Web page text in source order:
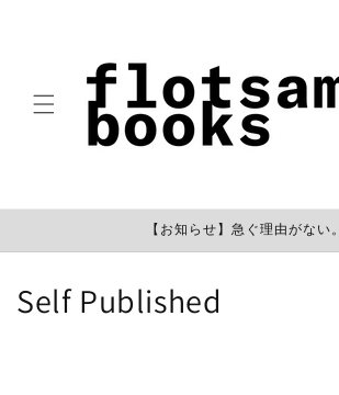
【お知らせ】急ぐ理由がない。
コ
Self Published